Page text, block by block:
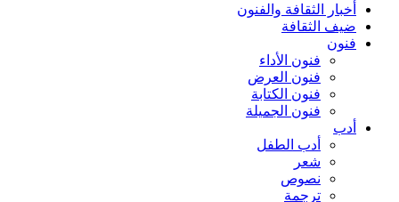
أخبار الثقافة والفنون
ضيف الثقافة
فنون
فنون الأداء
فنون العرض
فنون الكتابة
فنون الجميلة
أدب
أدب الطفل
شعر
نصوص
ترجمة